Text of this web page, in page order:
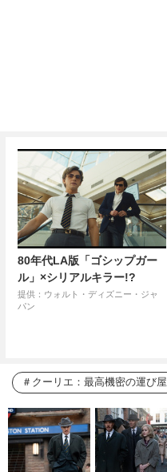
80年代LA版「ゴシップガー
ル」×シリアルキラー!?
提供：ウォルト・ディズニー・ジャ
パン
クーリエ：最高機密の運び屋